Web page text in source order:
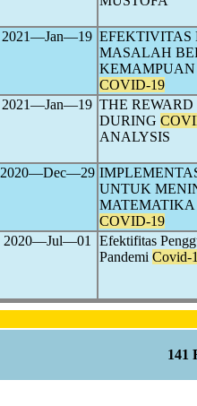
2021―Jan―19 EFEKTIVITAS
MASALAH
COVID-19
2021―Jan―19 THE
DURING
ANALYSIS
2020―Dec―29
UNTUK
COVID-19
2020―Jul―01
Efektifitas
Pandemi Covid-
141